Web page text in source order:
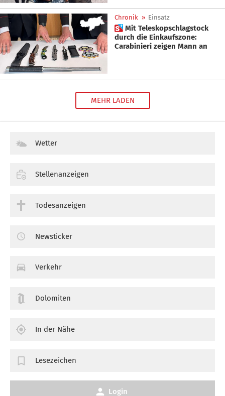
Chronik » Einsatz
 Mit Teleskopschlagstock
durch die Einkaufszone:
Carabinieri zeigen Mann an
MEHR LADEN
Wetter
Stellenanzeigen
Todesanzeigen
Newsticker
Verkehr
Dolomiten
In der Nähe
Lesezeichen
Login